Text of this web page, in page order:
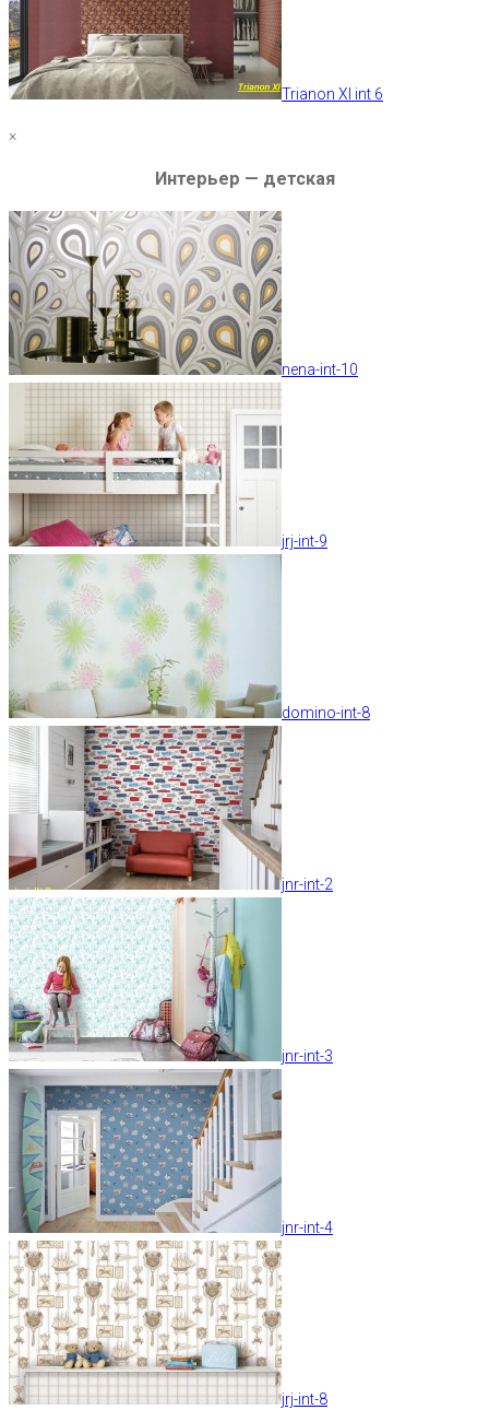
Trianon XI int 6
×
Интерьер — детская
nena-int-10
jrj-int-9
domino-int-8
jnr-int-2
jnr-int-3
jnr-int-4
jrj-int-8